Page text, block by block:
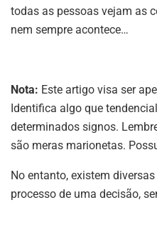
todas as pessoas vejam as
nem sempre acontece…
Nota: Este artigo visa ser
Identifica algo que
determinados signos.
são meras marionetas.
No entanto, existem
processo de uma decisão,